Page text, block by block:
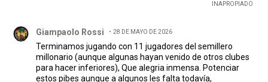
INAPROPIADO
Giampaolo Rossi 28 DE MAYO DE 2026
Terminamos jugando con 11 jugadores del semillero
millonario (aunque algunas hayan venido de otros clubes
para hacer inferiores), Que alegria inmensa. Potenciar
estos pibes aunque a algunos les falta todavía,